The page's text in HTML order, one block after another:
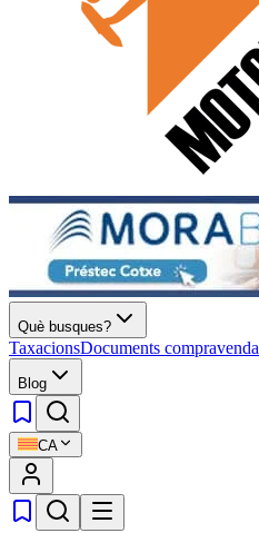
Què busques?
TaxacionsDocuments compravenda
Blog
CA